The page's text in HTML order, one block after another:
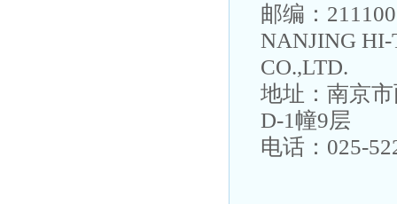
邮编：211100
NANJING HI-
CO.,LTD.
地址：南京
D-1幢9层
电话：025-